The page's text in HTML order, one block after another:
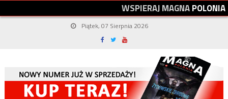
WSPIERAJMAGNAPOLONIA
Piątek, 07 Sierpnia 2026